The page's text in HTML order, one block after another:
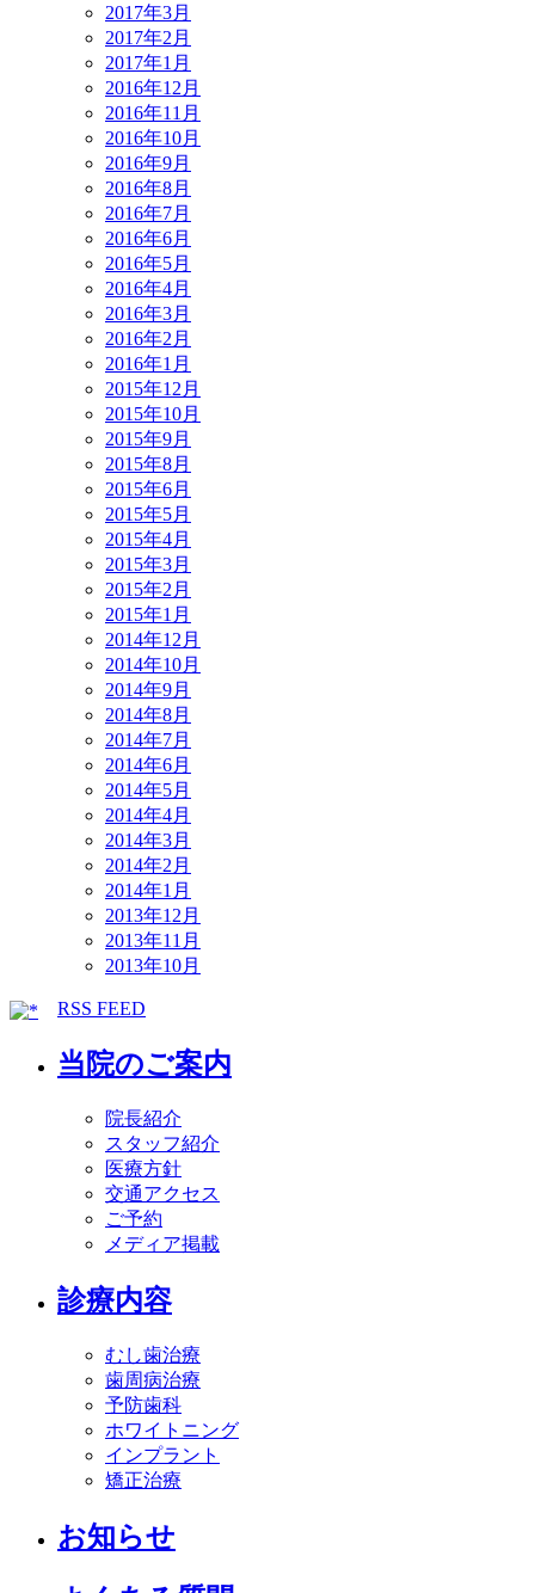
2017年3月
2017年2月
2017年1月
2016年12月
2016年11月
2016年10月
2016年9月
2016年8月
2016年7月
2016年6月
2016年5月
2016年4月
2016年3月
2016年2月
2016年1月
2015年12月
2015年10月
2015年9月
2015年8月
2015年6月
2015年5月
2015年4月
2015年3月
2015年2月
2015年1月
2014年12月
2014年10月
2014年9月
2014年8月
2014年7月
2014年6月
2014年5月
2014年4月
2014年3月
2014年2月
2014年1月
2013年12月
2013年11月
2013年10月
RSS FEED
当院のご案内
院長紹介
スタッフ紹介
医療方針
交通アクセス
ご予約
メディア掲載
診療内容
むし歯治療
歯周病治療
予防歯科
ホワイトニング
インプラント
矯正治療
お知らせ